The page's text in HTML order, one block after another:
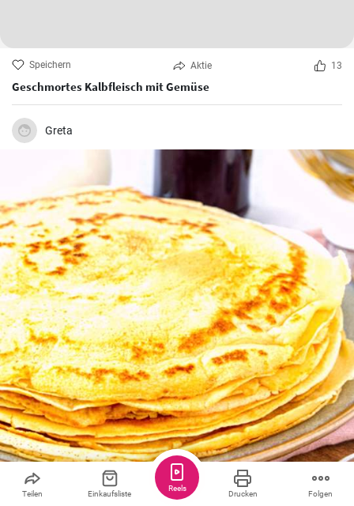
Speichern Aktie 13
Geschmortes Kalbfleisch mit Gemüse
Greta
Teilen Einkaufsliste Drucken Folgen
Reels